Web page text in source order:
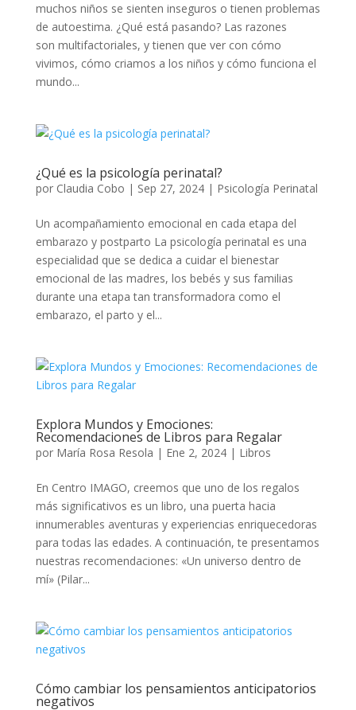
muchos niños se sienten inseguros o tienen problemas
de autoestima. ¿Qué está pasando? Las razones
son multifactoriales, y tienen que ver con cómo
vivimos, cómo criamos a los niños y cómo funciona el
mundo...
¿Qué es la psicología perinatal?
por Claudia Cobo | Sep 27, 2024| Psicología Perinatal
Un acompañamiento emocional en cada etapa del
embarazo y postparto La psicología perinatal es una
especialidad que se dedica a cuidar el bienestar
emocional de las madres, los bebés y sus familias
durante una etapa tan transformadora como el
embarazo, el parto y el...
Explora Mundos y Emociones:
Recomendaciones de Libros para Regalar
por María Rosa Resola | Ene 2, 2024| Libros
En Centro IMAGO, creemos que uno de los regalos
más significativos es un libro, una puerta hacia
innumerables aventuras y experiencias enriquecedoras
para todas las edades. A continuación, te presentamos
nuestras recomendaciones: «Un universo dentro de
mí» (Pilar...
Cómo cambiar los pensamientos anticipatorios
negativos